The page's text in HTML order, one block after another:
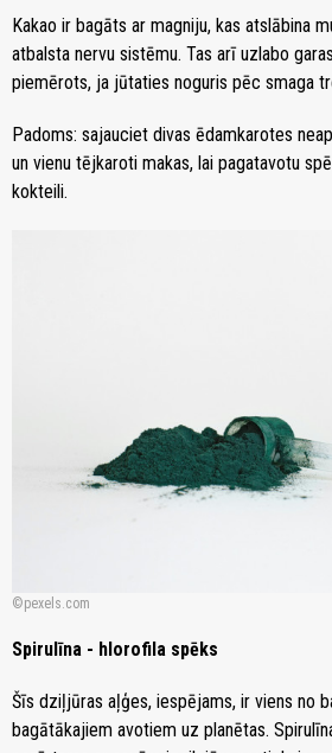
Kakao ir bagāts ar magniju, kas atslābina
atbalsta nervu sistēmu. Tas arī uzlabo
piemērots, ja jūtaties noguris pēc smaga
Padoms: sajauciet divas ēdamkarotes
un vienu tējkaroti makas, lai pagatavotu
kokteili.
pexels.com
Spirulīna - hlorofila spēks
Šīs dziļjūras aļģes, iespējams, ir viens no
bagātākajiem avotiem uz planētas.